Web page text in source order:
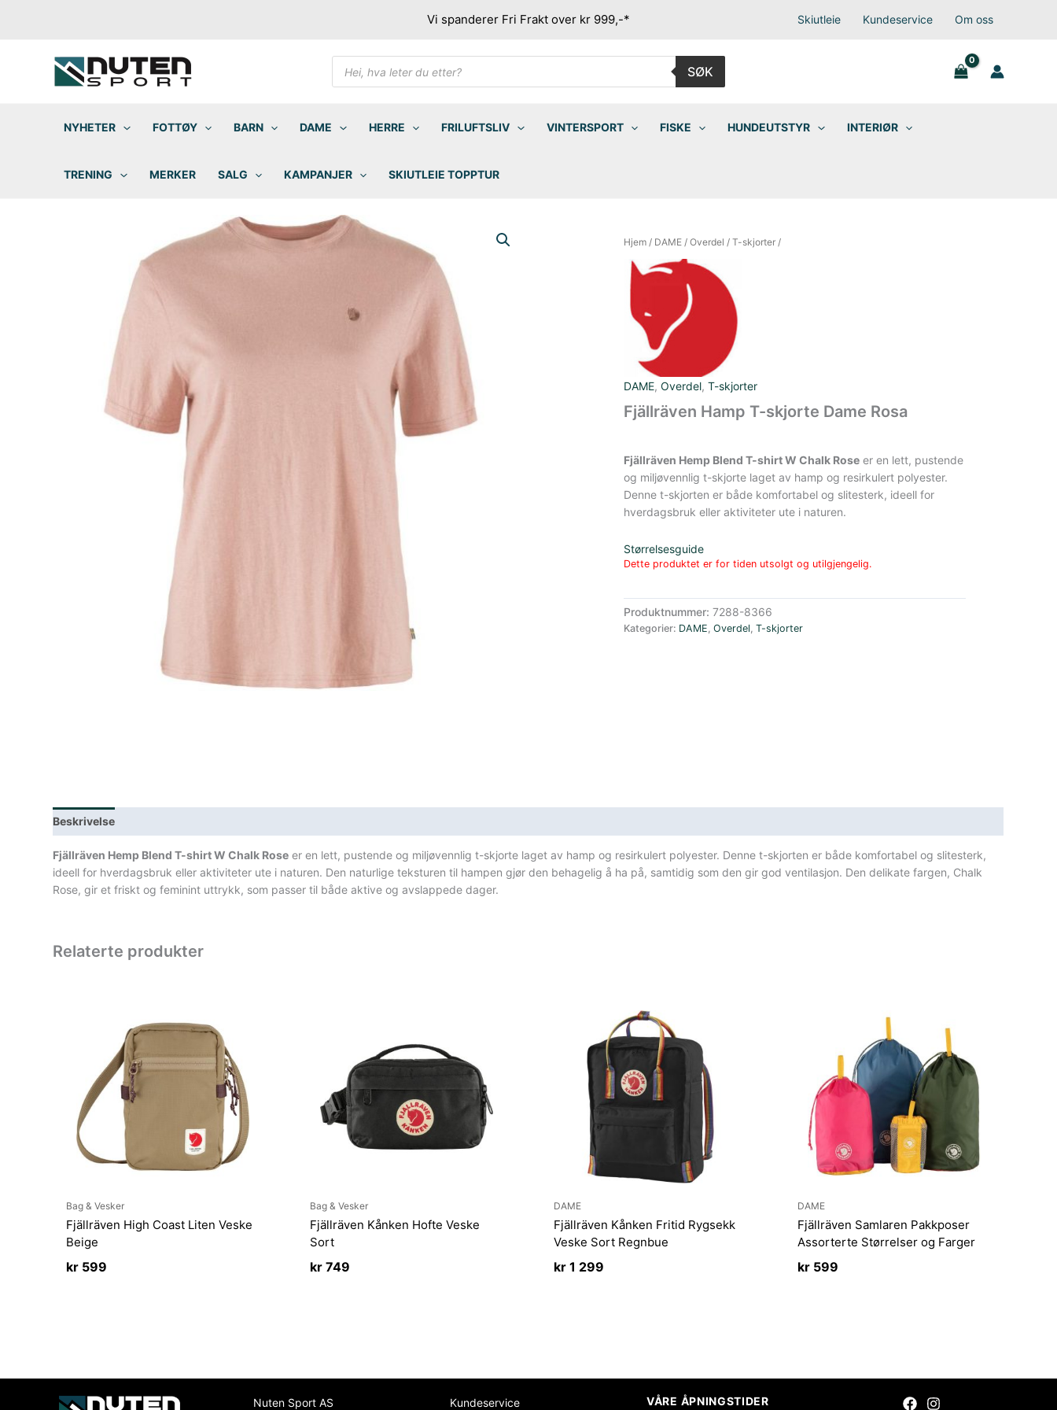
Vi spanderer Fri Frakt over kr 999,-* Skiutleie Kundeservice Om oss
Products
search
SØK
NYHETER FOTTØY BARN DAME HERRE FRILUFTSLIV VINTERSPORT FISKE HUNDEUTSTYR INTERIØR
TRENING MERKER SALG KAMPANJER SKIUTLEIE TOPPTUR
Hjem/ DAME/ Overdel / T-skjorter/
DAME, Overdel, T-skjorter
Fjällräven Hamp T-skjorte Dame Rosa
Fjällräven Hemp Blend T-shirt W Chalk Roseer en lett, pustende
og miljøvennlig t-skjorte laget av hamp og resirkulert polyester.
Denne t-skjorten er både komfortabel og slitesterk, ideell for
hverdagsbruk eller aktiviteter ute i naturen.
Størrelsesguide
Dette produktet er for tiden utsolgt og utilgjengelig.
Produktnummer: 7288-8366
Kategorier: DAME, Overdel, T-skjorter
Beskrivelse
Fjällräven Hemp Blend T-shirt W Chalk Rose er en lett, pustende og miljøvennlig t-skjorte laget av hamp og resirkulert polyester. Denne t-skjorten er både komfortabel og slitesterk,
ideell for hverdagsbruk eller aktiviteter ute i naturen. Den naturlige teksturen til hampen gjør den behagelig å ha på, samtidig som den gir god ventilasjon. Den delikate fargen, Chalk
Rose, gir et friskt og feminint uttrykk, som passer til både aktive og avslappede dager.
Relaterte produkter
Bag & Vesker
Fjällräven High Coast Liten Veske
Beige
kr 599
Bag & Vesker
Fjällräven Kånken Hofte Veske
Sort
kr749
DAME
Fjällräven Kånken Fritid Rygsekk
Veske Sort Regnbue
kr1 299
DAME
Fjällräven Samlaren Pakkposer
Assorterte Størrelser og Farger
kr599
Nuten Sport AS Kundeservice VÅRE ÅPNINGSTIDER